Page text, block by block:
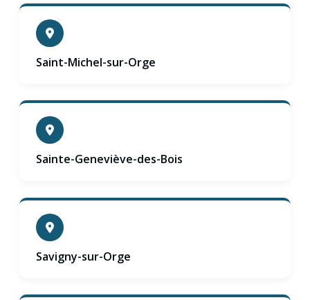
Saint-Michel-sur-Orge
Sainte-Geneviève-des-Bois
Savigny-sur-Orge